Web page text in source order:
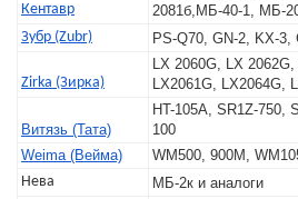
Кентавр
2081б,МБ-40-1, МБ-
Зубр (Zubr)
PS-Q70, GN-2, KX-3,
Zirka (Зирка)
LX 2060G, LX
LX2061G, LX2064G,
Витязь (Тата)
HT-105A, SR1Z-750,
100
Weima (Вейма)
WM500, 900M,
Нева
МБ-2к и аналоги